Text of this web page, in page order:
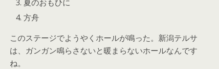
夏のおもひに
方舟
このステージでようやくホールが鳴った。新潟テルサ
は、ガンガン鳴らさないと暖まらないホールなんです
ね。